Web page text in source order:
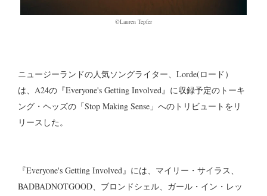
©Lauren Tepfer
ニュージーランドの人気ソングライター、Lorde(ロード）
は、A24の『Everyone's Getting Involved』に収録予定のトーキ
ング・ヘッズの「Stop Making Sense」へのトリビュートをリ
リースした。
『Everyone's Getting Involved』には、マイリー・サイラス、
BADBADNOTGOOD、ブロンドシェル、ガール・イン・レッ